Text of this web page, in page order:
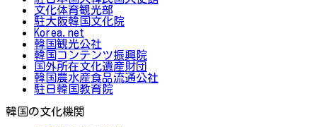
文化体育観光部
駐大阪韓国文化院
Korea.net
韓国観光公社
韓国コンテンツ振興院
国外所在文化遺産財団
韓国農水産食品流通公社
駐日韓国教育院
韓国の文化機関